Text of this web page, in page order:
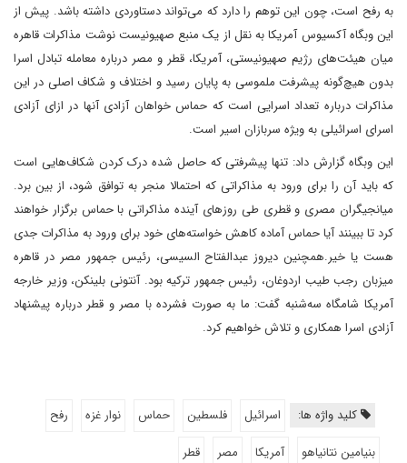
به رفح است، چون این توهم را دارد که می‌تواند دستاوردی داشته باشد. پیش از
این وبگاه آکسیوس آمریکا به نقل از یک منبع صهیونیست نوشت مذاکرات قاهره
میان هیئت‌های رژیم صهیونیستی، آمریکا، قطر و مصر درباره معامله تبادل اسرا
بدون هیچ‌گونه پیشرفت ملموسی به پایان رسید و اختلاف و شکاف اصلی در این
مذاکرات درباره تعداد اسرایی است که حماس خواهان آزادی آنها در ازای آزادی
اسرای اسرائیلی به ویژه سربازان اسیر است.
این وبگاه گزارش داد: تنها پیشرفتی که حاصل شده درک کردن شکاف‌هایی است
که باید آن را برای ورود به مذاکراتی که احتمالا منجر به توافق شود، از بین برد.
میانجیگران مصری و قطری طی روزهای آینده مذاکراتی با حماس برگزار خواهند
کرد تا ببینند آیا حماس آماده کاهش خواسته‌های خود برای ورود به مذاکرات جدی
هست یا خیر.همچنین دیروز عبدالفتاح السیسی، رئیس جمهور مصر در قاهره
میزبان رجب طیب اردوغان، رئیس جمهور ترکیه بود. آنتونی بلینکن، وزیر خارجه
آمریکا شامگاه سه‌شنبه گفت: ما به صورت فشرده با مصر و قطر درباره پیشنهاد
آزادی اسرا همکاری و تلاش خواهیم کرد.
کلید واژه ها: اسرائیل فلسطین حماس نوار غزه
رفح
بنیامین نتانیاهو
آمریکا مصر قطر